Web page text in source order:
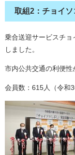
取組2：チョイ
乗合送迎サービスチ
しました。
市内公共交通の利便性
会員数：615人（令和